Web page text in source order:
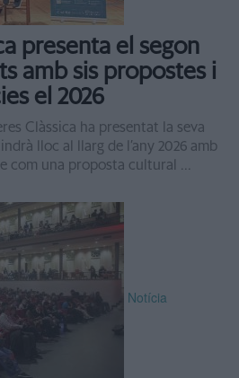
presenta el segon
amb sis propostes i
el 2026
Clàssica ha presentat la seva
lloc al llarg de l’any 2026 amb
com una proposta cultural ...
Notícia